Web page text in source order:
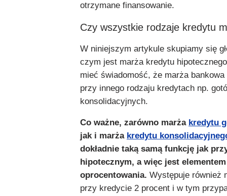
otrzymane finansowanie.
Czy wszystkie rodzaje kredytu
W niniejszym artykule skupiamy się
czym jest marża kredytu
mieć świadomość, że marża
przy innego rodzaju kredytach np.
konsolidacyjnych.
Co ważne, zarówno marża kredytu
jak i marża kredytu
dokładnie taką samą funkcję jak
hipotecznym, a więc jest elementem
oprocentowania. Występuje również
przy kredycie 2 procent i w tym